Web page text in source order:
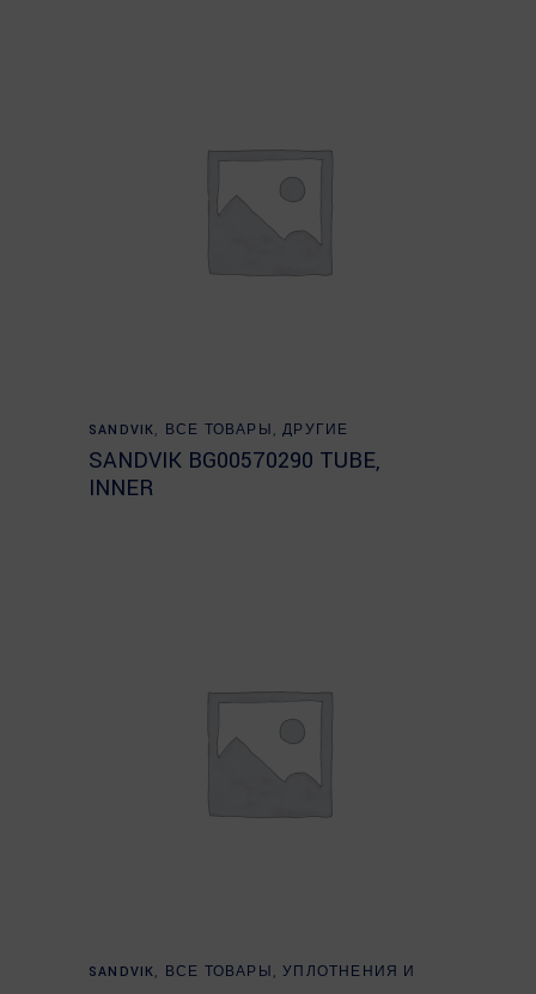
Read more
SANDVIK, ВСЕ ТОВАРЫ ,ДРУГИЕ
SANDVIK BG00570290 TUBE,
INNER
Read more
SANDVIK, ВСЕ ТОВАРЫ ,УПЛОТНЕНИЯ И